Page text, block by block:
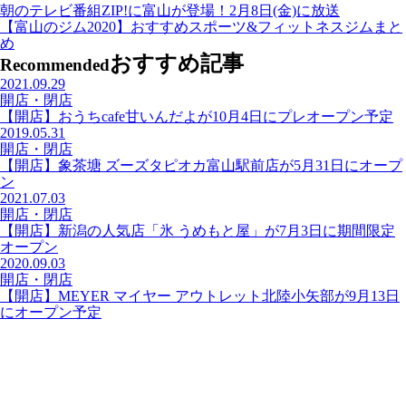
朝のテレビ番組ZIP!に富山が登場！2月8日(金)に放送
【富山のジム2020】おすすめスポーツ&フィットネスジムまと
め
Recommendedおすすめ記事
2021.09.29
開店・閉店
【開店】おうちcafe甘いんだよが10月4日にプレオープン予定
2019.05.31
開店・閉店
【開店】象茶塘 ズーズタピオカ富山駅前店が5月31日にオープ
ン
2021.07.03
開店・閉店
【開店】新潟の人気店「氷 うめもと屋」が7月3日に期間限定
オープン
2020.09.03
開店・閉店
【開店】MEYER マイヤー アウトレット北陸小矢部が9月13日
にオープン予定